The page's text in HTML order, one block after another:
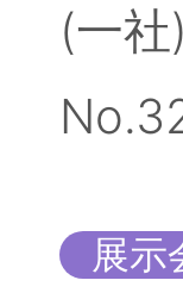
(一
展示